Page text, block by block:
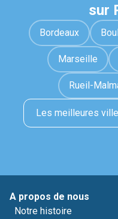
sur
Bordeaux
Marseille
Rueil-
Les meilleures
A propos de nous
Notre histoire